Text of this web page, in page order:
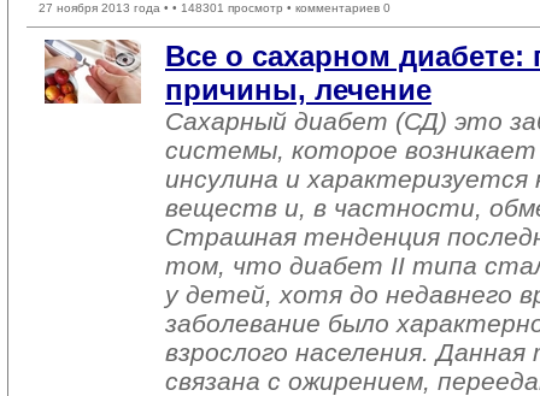
27 ноября 2013 года • • 148301 просмотр • комментариев 0
Все о сахарном
причины, лечение
Сахарный диабет (СД) это
системы, которое
инсулина и
веществ и, в частности,
Страшная тенденция
том, что диабет II типа
у детей, хотя до недавнего
заболевание было
взрослого населения.
связана с ожирением,